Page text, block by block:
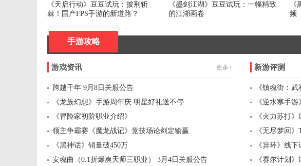
《天启行动》豆豆试玩：披荆斩
棘！国产FPS手游的新道路？
《墨剑江湖》豆豆试玩：一幅精致
的江湖画卷
频
手游攻略
游戏资讯 更多+
跨越千年 9月8日关服公告
《龙族幻想》手游周年庆 明星好礼送不停
《冒险家初阶职业介绍》
领主争霸赛《魔龙战记》竞技场论剑定输赢
《黑神话》销量破450万
安魂曲（0.1折爆爽天师三职业） 3月4日关服公告
新游评测
《镇魂街：
作
《逆水寒手
《火力苏打
《无尽梦回
《异环》线
《赛尔计划